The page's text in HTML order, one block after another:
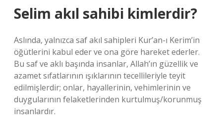
Selim akıl sahibi kimlerdir?
Aslında, yalnızca saf akıl sahipleri Kur’an-ı Kerim’in
öğütlerini kabul eder ve ona göre hareket ederler.
Bu saf ve aklı başında insanlar, Allah’ın güzellik ve
azamet sıfatlarının ışıklarının tecellileriyle teyit
edilmişlerdir; onlar, hayallerinin, vehimlerinin ve
duygularının felaketlerinden kurtulmuş/korunmuş
insanlardır.